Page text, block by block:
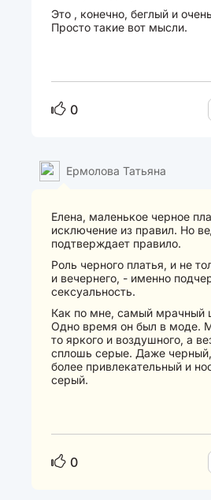
Это , конечно, беглый и
Просто такие вот мысли.
0
Ермолова Татьяна
Елена, маленькое черное
исключение из правил. Но
подтверждает правило.
Роль черного платья, и не
и вечернего, - именно
сексуальность.
Как по мне, самый мрачный
Одно время он был в моде.
то яркого и воздушного, а
сплошь серые. Даже
более привлекательный и
серый.
0